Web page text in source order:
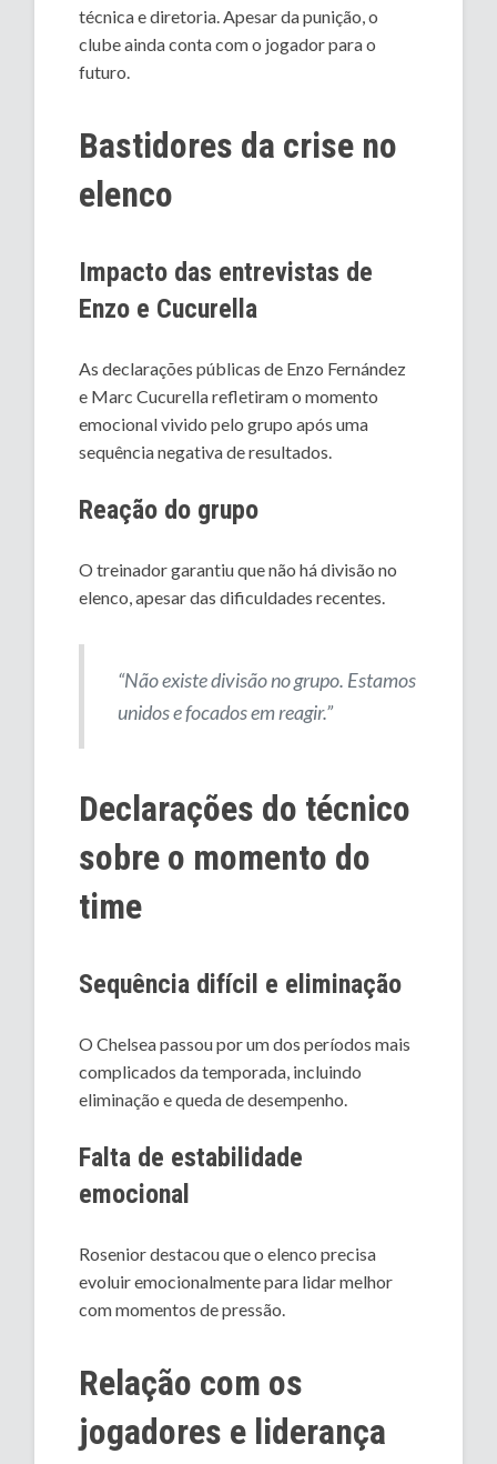
técnica e diretoria. Apesar da punição, o
clube ainda conta com o jogador para o
futuro.
Bastidores da crise no
elenco
Impacto das entrevistas de
Enzo e Cucurella
As declarações públicas de Enzo Fernández
e Marc Cucurella refletiram o momento
emocional vivido pelo grupo após uma
sequência negativa de resultados.
Reação do grupo
O treinador garantiu que não há divisão no
elenco, apesar das dificuldades recentes.
“Não existe divisão no grupo. Estamos
unidos e focados em reagir.”
Declarações do técnico
sobre o momento do
time
Sequência difícil e eliminação
O Chelsea passou por um dos períodos mais
complicados da temporada, incluindo
eliminação e queda de desempenho.
Falta de estabilidade
emocional
Rosenior destacou que o elenco precisa
evoluir emocionalmente para lidar melhor
com momentos de pressão.
Relação com os
jogadores e liderança